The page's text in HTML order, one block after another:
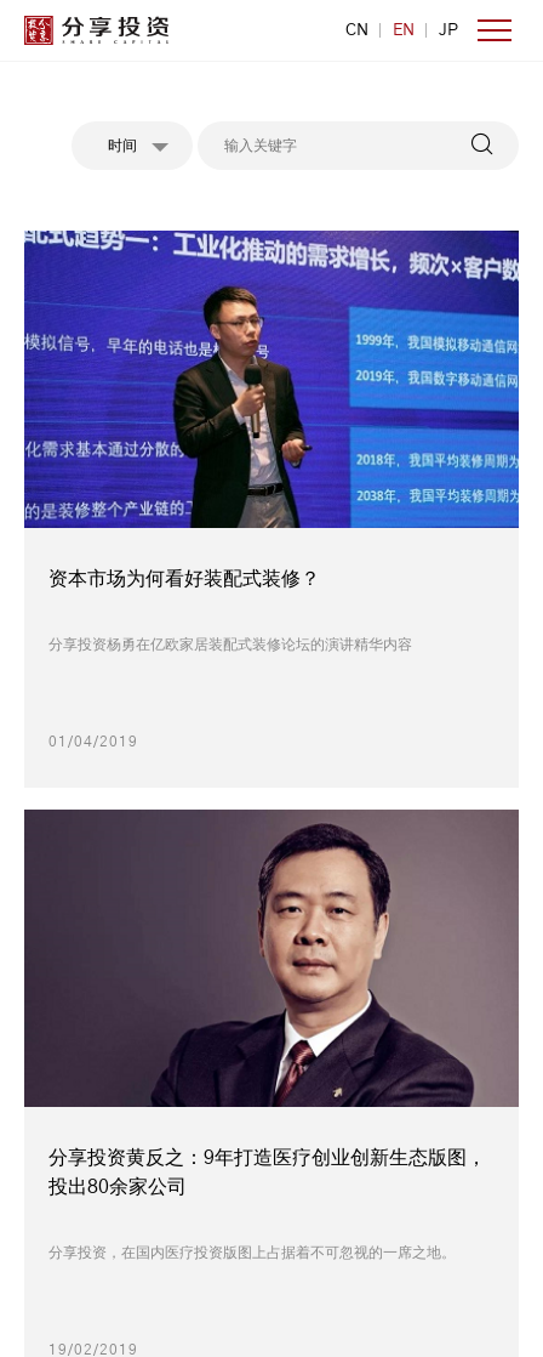
CN EN JP
时间
资本市场为何看好装配式装修？
分享投资杨勇在亿欧家居装配式装修论坛的演讲精华内容
01/04/2019
分享投资黄反之：9年打造医疗创业创新生态版图，
投出80余家公司
分享投资，在国内医疗投资版图上占据着不可忽视的一席之地。
19/02/2019